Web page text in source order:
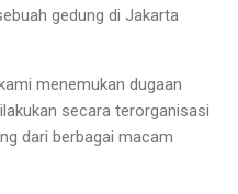
gedung di Jakarta
menemukan dugaan
secara terorganisasi
dari berbagai macam